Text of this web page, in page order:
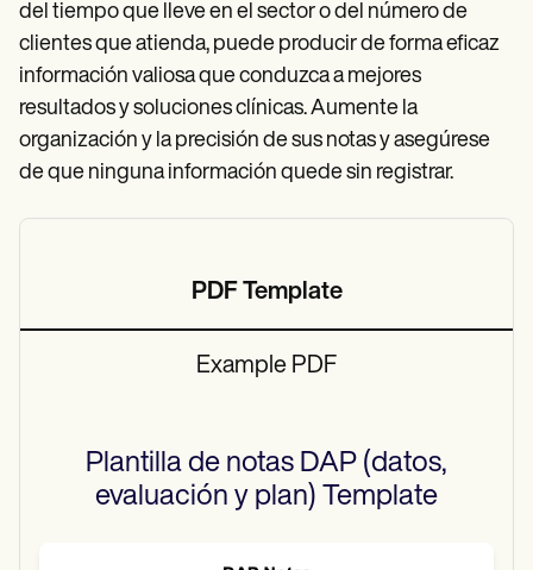
del tiempo que lleve en el sector o del número de
clientes que atienda, puede producir de forma eficaz
información valiosa que conduzca a mejores
resultados y soluciones clínicas. Aumente la
organización y la precisión de sus notas y asegúrese
de que ninguna información quede sin registrar.
PDF Template
Example PDF
Plantilla de notas DAP (datos,
evaluación y plan) Template